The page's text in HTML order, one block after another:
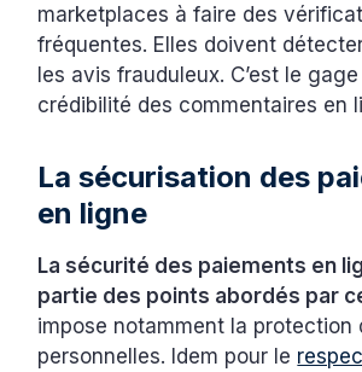
marketplaces à faire des
fréquentes. Elles doivent
les avis frauduleux. C’est le gage
crédibilité des commentaires en
La sécurisation des
en ligne
La sécurité des paiements en
partie des points abordés par
impose notamment la protection
personnelles. Idem pour le